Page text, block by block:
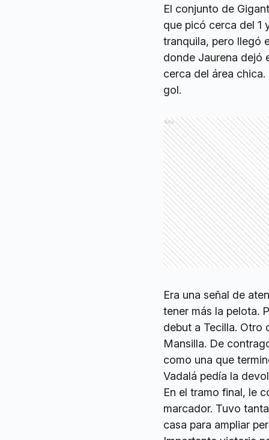
El conjunto de
que picó cerca del 1
tranquila, pero llegó
donde Jaurena dejó
cerca del área
gol.
Ads
Era una señal de
tener más la pelota.
debut a Tecilla. Otro
Mansilla. De
como una que
Vadalá pedía la
En el tramo final, le
marcador. Tuvo
casa para ampliar